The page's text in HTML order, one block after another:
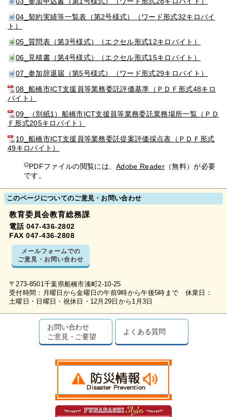
04_契約実績等一覧表（第2号様式）（ワード形式32キロバイ
ト）
05_質問表（第3号様式）（エクセル形式12キロバイト）
06_見積書（第4号様式）（エクセル形式15キロバイト）
07_参加辞退届（第5号様式）（ワード形式29キロバイト）
08_船橋市ICT支援員等業務委託評価基準（ＰＤＦ形式48キロ
バイト）
09_（別紙1）船橋市ICT支援員等業務委託業務場所一覧（ＰＤ
Ｆ形式205キロバイト）
10_船橋市ICT支援員等業務委託提案評価採点表（ＰＤＦ形式
49キロバイト）
PDFファイルの閲覧には、Adobe Reader （無料）が必要
です。
このページについてのご意見・お問い合わせ
教育委員会教育総務課
電話 047-436-2802
FAX 047-436-2808
メールフォームでの
ご意見・お問い合わせ
〒273-8501千葉県船橋市湊町2-10-25
受付時間：月曜日から金曜日の午前9時から午後5時まで 休業日：
土曜日・日曜日・祝休日・12月29日から1月3日
お問い合わせ
ご意見・ご要望
よくある質問